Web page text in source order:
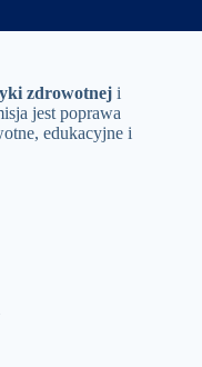
zdrowotnej i
jest poprawa
edukacyjne i